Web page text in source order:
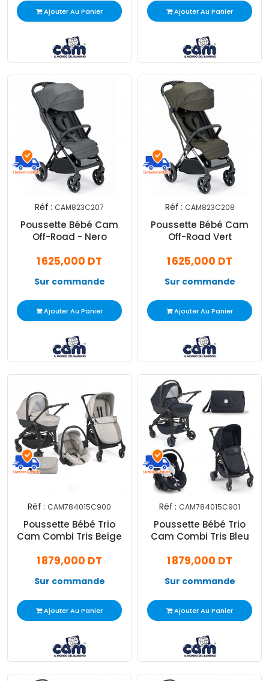
Ajouter Au Panier Ajouter Au Panier
Réf : CAM823C207
Poussette Bébé Cam
Off-Road - Nero
1 625,000 DT
Sur commande
Ajouter Au Panier
Réf : CAM823C208
Poussette Bébé Cam
Off-Road Vert
1 625,000 DT
Sur commande
Ajouter Au Panier
Réf : CAM784015C900
Poussette Bébé Trio
Cam Combi Tris Beige
1 879,000 DT
Sur commande
Ajouter Au Panier
Réf : CAM784015C901
Poussette Bébé Trio
Cam Combi Tris Bleu
1 879,000 DT
Sur commande
Ajouter Au Panier